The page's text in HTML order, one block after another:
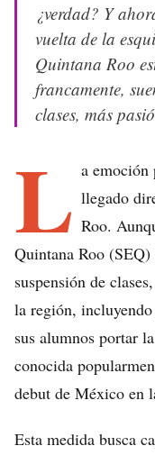
¿verdad? Y
vuelta de la
Quintana Roo
francamente,
clases, más
L a
llegado
Roo.
Quintana Roo
suspensión de
la región,
sus alumnos portar
conocida
debut de México en
Esta medida busca